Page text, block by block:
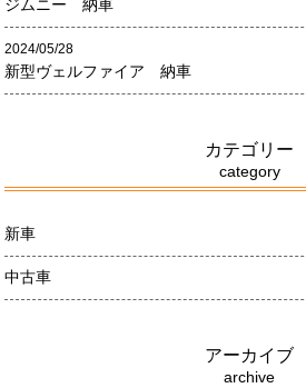
ジムニー 納車
2024/05/28
新型ヴェルファイア 納車
カテゴリー
category
新車
中古車
アーカイブ
archive